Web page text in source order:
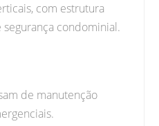
com estrutura
condominial.
de manutenção